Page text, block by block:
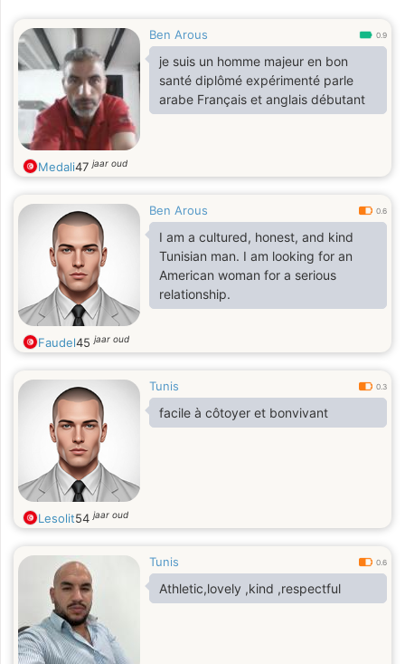
Ben Arous 0.9
je suis un homme majeur en bon
santé diplômé expérimenté parle
arabe Français et anglais débutant
Medali47jaar oud
Ben Arous 0.6
I am a cultured, honest, and kind
Tunisian man. I am looking for an
American woman for a serious
relationship.
Faudel45jaar oud
Tunis 0.3
facile à côtoyer et bonvivant
Lesolit54jaar oud
Tunis 0.6
Athletic,lovely ,kind ,respectful